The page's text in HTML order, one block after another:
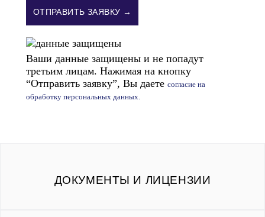
ОТПРАВИТЬ ЗАЯВКУ →
Ваши данные защищены и не попадут
третьим лицам. Нажимая на кнопку
“Отправить заявку”, Вы даете согласие на
обработку персональных данных.
ДОКУМЕНТЫ И ЛИЦЕНЗИИ